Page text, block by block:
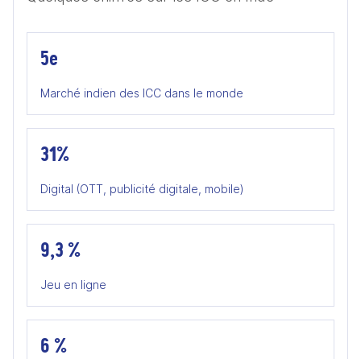
5e
Marché indien des ICC dans le monde
31%
Digital (OTT, publicité digitale, mobile)
9,3 %
Jeu en ligne
6 %